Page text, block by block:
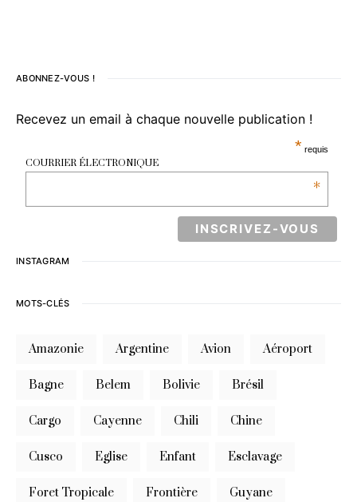
ABONNEZ-VOUS !
Recevez un email à chaque nouvelle publication !
* requis
COURRIER ÉLECTRONIQUE
*
INSTAGRAM
MOTS-CLÉS
Amazonie Argentine Avion Aéroport
Bagne Belem Bolivie Brésil
Cargo Cayenne Chili Chine
Cusco Eglise Enfant Esclavage
Foret Tropicale Frontière Guyane